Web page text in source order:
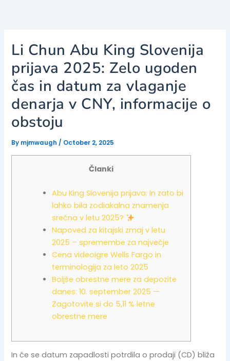
Li Chun Abu King Slovenija
prijava 2025: Zelo ugoden
čas in datum za vlaganje
denarja v CNY, informacije o
obstoju
By mjmwaugh/ October 2, 2025
Članki
Abu King Slovenija prijava: In zato bi
lahko bila zodiakalna znamenja
srečna v letu 2025?
Napoved za kitajski zmaj v letu
2025 – spremembe za največje
Cena videoigre Wells Fargo in
terminologija za leto 2025
Boljše obrestne mere za depozite
danes: 10. september 2025 —
Zagotovite si do 5,11 % letne
obrestne mere
In če se datum zapadlosti potrdila o prodaji (CD) bliža